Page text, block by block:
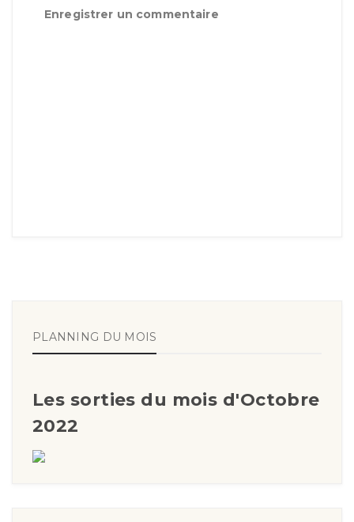
Enregistrer un commentaire
PLANNING DU MOIS
Les sorties du mois d'Octobre
2022